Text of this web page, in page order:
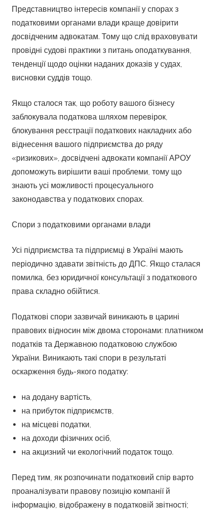
Представництво інтересів компанії у спорах з
податковими органами влади краще довірити
досвідченим адвокатам. Тому що слід враховувати
провідні судові практики з питань оподаткування,
тенденції щодо оцінки наданих доказів у судах,
висновки суддів тощо.
Якщо сталося так, що роботу вашого бізнесу
заблокувала податкова шляхом перевірок,
блокування реєстрації податкових накладних або
віднесення вашого підприємства до ряду
«ризикових», досвідчені адвокати компанії АРОУ
допоможуть вирішити ваші проблеми, тому що
знають усі можливості процесуального
законодавства у податкових спорах.
Спори з податковими органами влади
Усі підприємства та підприємці в Україні мають
періодично здавати звітність до ДПС. Якщо сталася
помилка, без юридичної консультації з податкового
права складно обійтися.
Податкові спори зазвичай виникають в царині
правових відносин між двома сторонами: платником
податків та Державною податковою службою
України. Виникають такі спори в результаті
оскарження будь-якого податку:
на додану вартість,
на прибуток підприємств,
на місцеві податки,
на доходи фізичних осіб,
на акцизний чи екологічний податок тощо.
Перед тим, як розпочинати податковий спір варто
проаналізувати правову позицію компанії й
інформацію, відображену в податковій звітності;